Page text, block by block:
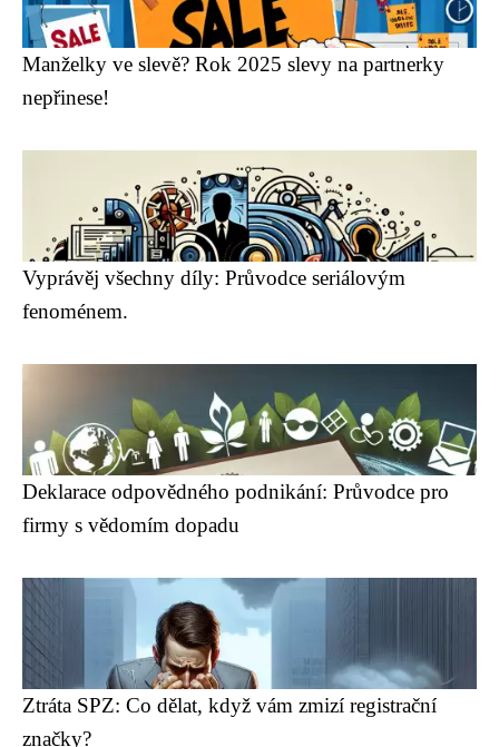
Manželky ve slevě? Rok 2025 slevy na partnerky
nepřinese!
Vyprávěj všechny díly: Průvodce seriálovým
fenoménem.
Deklarace odpovědného podnikání: Průvodce pro
firmy s vědomím dopadu
Ztráta SPZ: Co dělat, když vám zmizí registrační
značky?